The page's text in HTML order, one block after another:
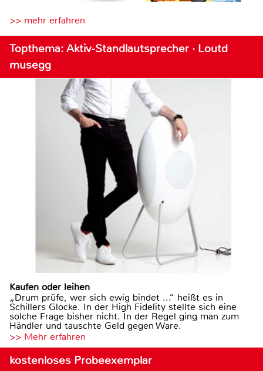
>> mehr erfahren
Topthema: Aktiv-Standlautsprecher · Loutd
musegg
Kaufen oder leihen
„Drum prüfe, wer sich ewig bindet ...“ heißt es in
Schillers Glocke. In der High Fidelity stellte sich eine
solche Frage bisher nicht. In der Regel ging man zum
Händler und tauschte Geld gegen Ware.
>> Mehr erfahren
kostenloses Probeexemplar